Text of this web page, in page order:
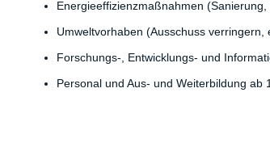
Energieeffizienzmaßnahmen
Umweltvorhaben (Ausschuss
Forschungs-, Entwicklungs- und
Personal und Aus- und Weiterbildung ab